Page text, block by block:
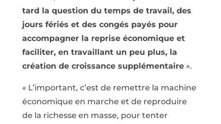
tard la question du temps de travail, des
jours fériés et des congés payés pour
accompagner la reprise économique et
faciliter, en travaillant un peu plus, la
création de croissance supplémentaire».
« L’important, c’est de remettre la machine
économique en marche et de reproduire
de la richesse en masse, pour tenter